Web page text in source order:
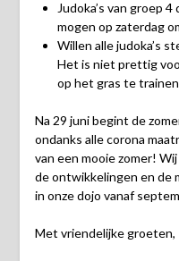
Judoka’s van groep
mogen op zaterdag
Willen alle judoka’s
Het is niet prettig
op het gras te
Na 29 juni begint de
ondanks alle corona
van een mooie zomer!
de ontwikkelingen en de
in onze dojo vanaf
Met vriendelijke groeten,